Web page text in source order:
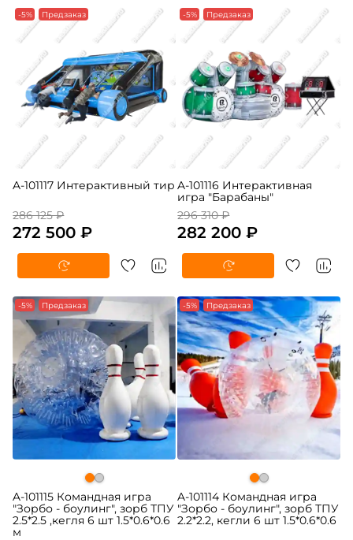
-5% Предзаказ
A-101117 Интерактивный тир
286 125 ₽
272 500 ₽
-5% Предзаказ
A-101116 Интерактивная
игра "Барабаны"
296 310 ₽
282 200 ₽
-5% Предзаказ
A-101115 Командная игра
"Зорбо - боулинг", зорб ТПУ
2.5*2.5 ,кегля 6 шт 1.5*0.6*0.6
м
-5% Предзаказ
A-101114 Командная игра
"Зорбо - боулинг", зорб ТПУ
2.2*2.2, кегли 6 шт 1.5*0.6*0.6